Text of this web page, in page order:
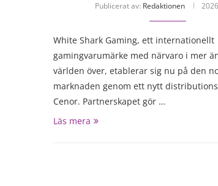
Publicerat av: Redaktionen
White Shark Gaming, ett internationellt
gamingvarumärke med närvaro i mer
världen över, etablerar sig nu på den
marknaden genom ett nytt
Cenor. Partnerskapet gör …
Läs mera